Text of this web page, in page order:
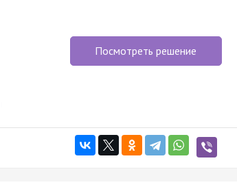
Посмотреть решение